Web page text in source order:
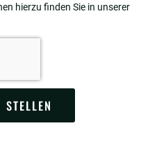
hierzu finden Sie in unserer